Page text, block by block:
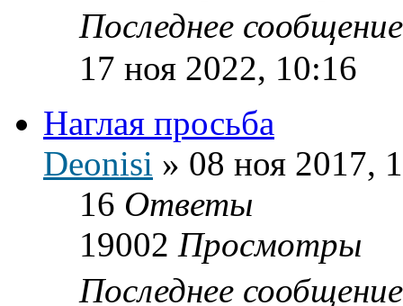
Последнее
17 ноя 2022, 10:16
Наглая просьба
Deonisi » 08 ноя 2017,
16 Ответы
19002 Просмотры
Последнее